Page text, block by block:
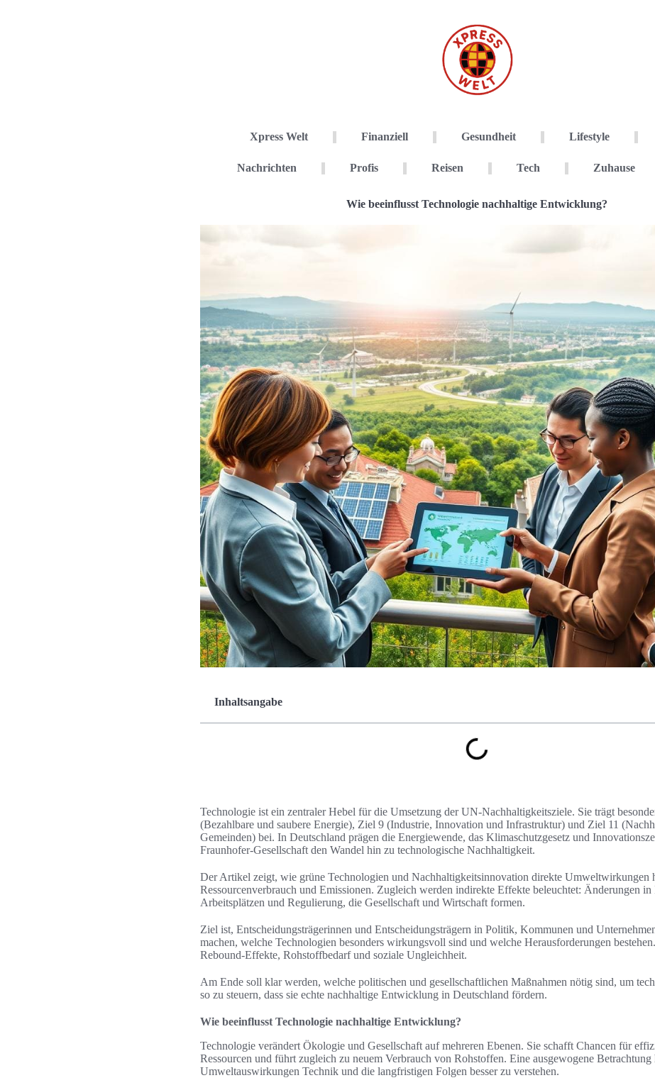
Xpress Welt Finanziell Gesundheit Lifestyle
Nachrichten Profis Reisen Tech Zuhause
Wie beeinflusst Technologie nachhaltige Entwicklung?
Inhaltsangabe
Technologie ist ein zentraler Hebel für die Umsetzung der UN-Nachhaltigkeitsziele. Sie trägt
(Bezahlbare und saubere Energie), Ziel 9 (Industrie, Innovation und Infrastruktur) und Ziel 11
Gemeinden) bei. In Deutschland prägen die Energiewende, das Klimaschutzgesetz und
Fraunhofer-Gesellschaft den Wandel hin zu technologische Nachhaltigkeit.
Der Artikel zeigt, wie grüne Technologien und Nachhaltigkeitsinnovation direkte Umweltwirkungen
Ressourcenverbrauch und Emissionen. Zugleich werden indirekte Effekte beleuchtet: Änderungen
Arbeitsplätzen und Regulierung, die Gesellschaft und Wirtschaft formen.
Ziel ist, Entscheidungsträgerinnen und Entscheidungsträgern in Politik, Kommunen und
machen, welche Technologien besonders wirkungsvoll sind und welche Herausforderungen
Rebound-Effekte, Rohstoffbedarf und soziale Ungleichheit.
Am Ende soll klar werden, welche politischen und gesellschaftlichen Maßnahmen nötig sind, um
so zu steuern, dass sie echte nachhaltige Entwicklung in Deutschland fördern.
Wie beeinflusst Technologie nachhaltige Entwicklung?
Technologie verändert Ökologie und Gesellschaft auf mehreren Ebenen. Sie schafft Chancen für
Ressourcen und führt zugleich zu neuem Verbrauch von Rohstoffen. Eine ausgewogene
Umweltauswirkungen Technik und die langfristigen Folgen besser zu verstehen.